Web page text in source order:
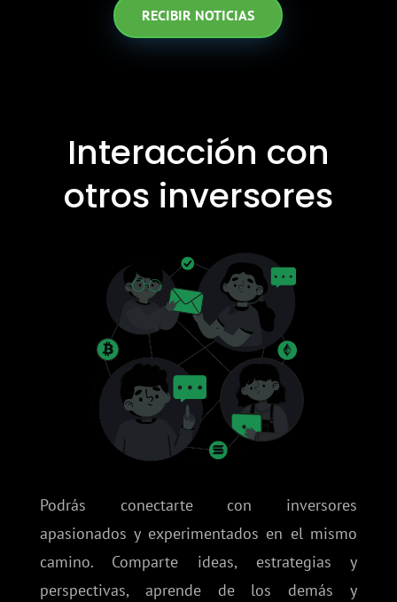
RECIBIR NOTICIAS
Interacción con
otros inversores
Podrás conectarte con inversores
apasionados y experimentados en el mismo
camino. Comparte ideas, estrategias y
perspectivas, aprende de los demás y